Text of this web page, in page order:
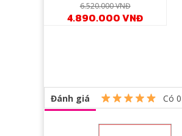
6.520.000 VNĐ
4.890.000 VNĐ
Đánh giá Có 0